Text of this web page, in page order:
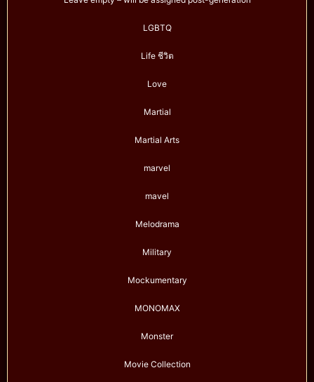
LGBTQ
Life ชีวิต
Love
Martial
Martial Arts
marvel
mavel
Melodrama
Military
Mockumentary
MONOMAX
Monster
Movie Collection